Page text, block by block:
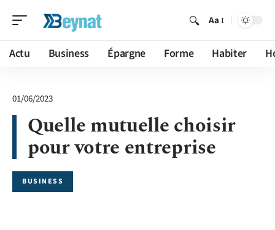
Aa
Actu Business Épargne Forme Habiter
01/06/2023
Quelle mutuelle choisir
pour votre entreprise
BUSINESS